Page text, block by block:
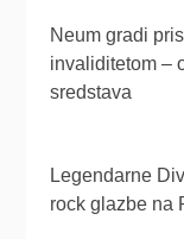
Neum gradi
invaliditetom –
sredstava
Legendarne
rock glazbe na